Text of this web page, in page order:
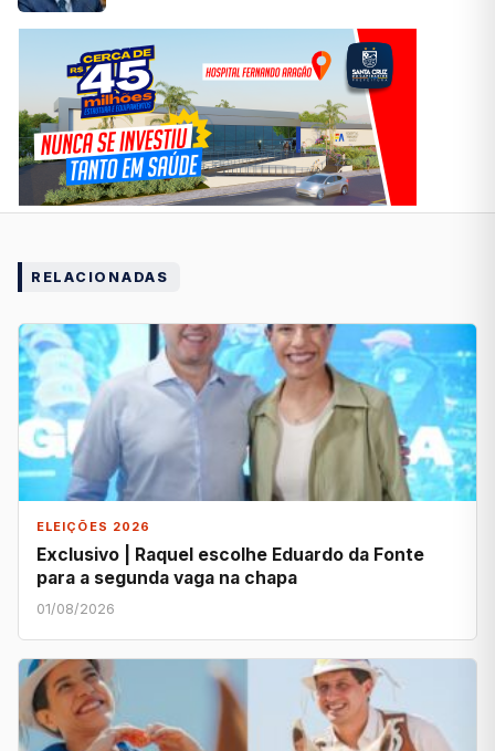
RELACIONADAS
ELEIÇÕES 2026
Exclusivo | Raquel escolhe Eduardo da Fonte
para a segunda vaga na chapa
01/08/2026